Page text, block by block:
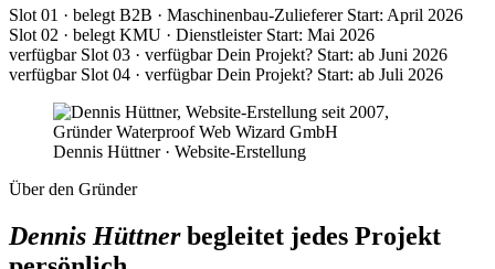
Slot 01 · belegt B2B · Maschinenbau-Zulieferer Start: April 2026
Slot 02 · belegt KMU · Dienstleister Start: Mai 2026
verfügbar Slot 03 · verfügbar Dein Projekt? Start: ab Juni 2026
verfügbar Slot 04 · verfügbar Dein Projekt? Start: ab Juli 2026
Dennis Hüttner · Website-Erstellung
Über den Gründer
Dennis Hüttnerbegleitet jedes Projekt